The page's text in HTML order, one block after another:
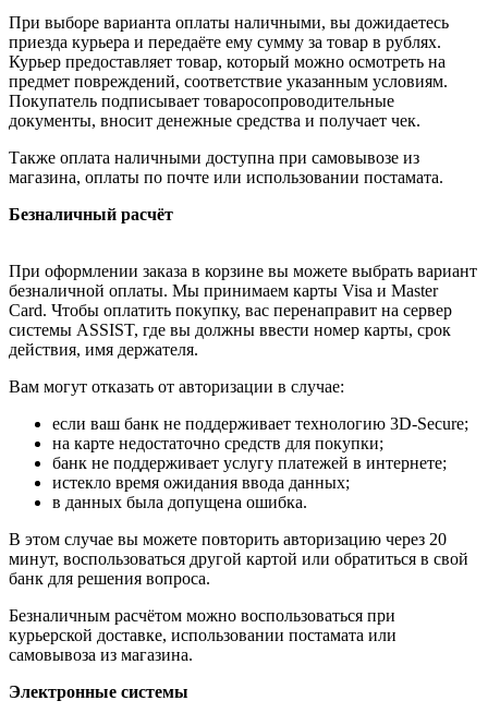
При выборе варианта оплаты наличными, вы дожидаетесь
приезда курьера и передаёте ему сумму за товар в рублях.
Курьер предоставляет товар, который можно осмотреть на
предмет повреждений, соответствие указанным условиям.
Покупатель подписывает товаросопроводительные
документы, вносит денежные средства и получает чек.
Также оплата наличными доступна при самовывозе из
магазина, оплаты по почте или использовании постамата.
Безналичный расчёт
При оформлении заказа в корзине вы можете выбрать вариант
безналичной оплаты. Мы принимаем карты Visa и Master
Card. Чтобы оплатить покупку, вас перенаправит на сервер
системы ASSIST, где вы должны ввести номер карты, срок
действия, имя держателя.
Вам могут отказать от авторизации в случае:
если ваш банк не поддерживает технологию 3D-Secure;
на карте недостаточно средств для покупки;
банк не поддерживает услугу платежей в интернете;
истекло время ожидания ввода данных;
в данных была допущена ошибка.
В этом случае вы можете повторить авторизацию через 20
минут, воспользоваться другой картой или обратиться в свой
банк для решения вопроса.
Безналичным расчётом можно воспользоваться при
курьерской доставке, использовании постамата или
самовывоза из магазина.
Электронные системы